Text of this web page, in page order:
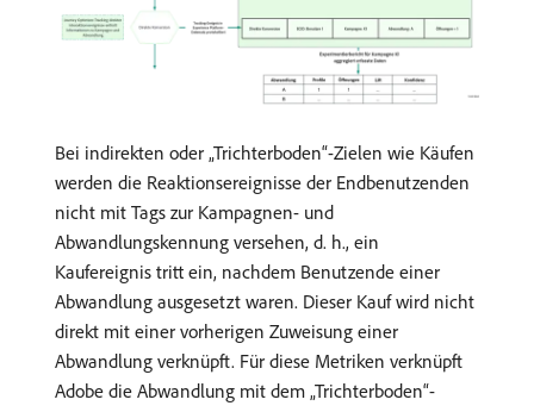
Bei indirekten oder „Trichterboden“-Zielen wie Käufen
werden die Reaktionsereignisse der Endbenutzenden
nicht mit Tags zur Kampagnen- und
Abwandlungskennung versehen, d. h., ein
Kaufereignis tritt ein, nachdem Benutzende einer
Abwandlung ausgesetzt waren. Dieser Kauf wird nicht
direkt mit einer vorherigen Zuweisung einer
Abwandlung verknüpft. Für diese Metriken verknüpft
Adobe die Abwandlung mit dem „Trichterboden“-